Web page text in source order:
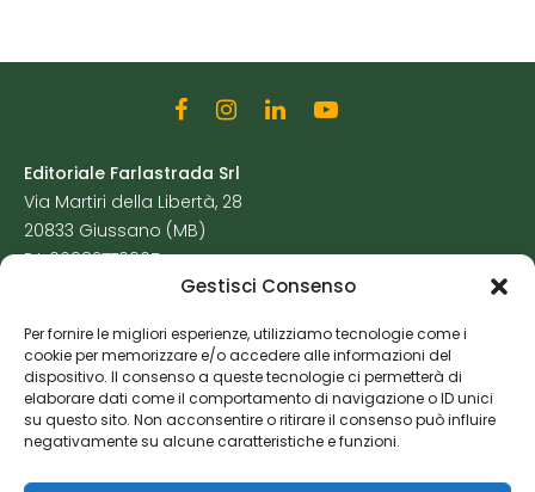
Gestisci Consenso
Per fornire le migliori esperienze, utilizziamo tecnologie come i
cookie per memorizzare e/o accedere alle informazioni del
dispositivo. Il consenso a queste tecnologie ci permetterà di
elaborare dati come il comportamento di navigazione o ID unici
su questo sito. Non acconsentire o ritirare il consenso può influire
negativamente su alcune caratteristiche e funzioni.
Editoriale Farlastrada Srl
Via Martiri della Libertà, 28
20833 Giussano (MB)
P.I. 06982770965
Cookie Policy
Risorse Aggiuntive